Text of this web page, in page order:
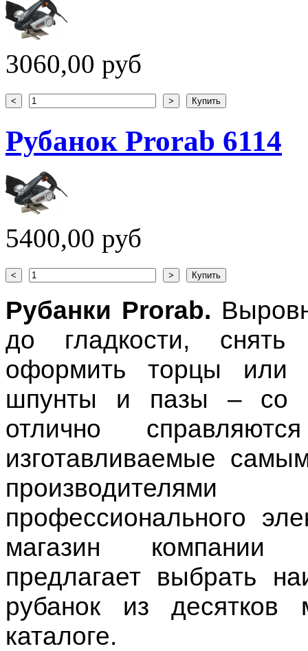
3060,00 руб
Рубанок Prorab 6114
5400,00 руб
Рубанки Prorab.
до гладкости,
оформить торцы или
шпунты и пазы – со
отлично
изготавливаемые
профессионального
магазин компании
предлагает выбрать
рубанок из десятков
каталоге.